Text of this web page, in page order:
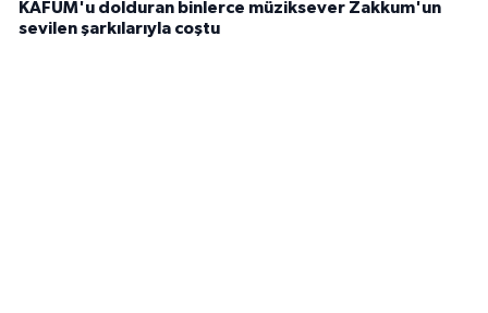
KAFUM'u dolduran binlerce müziksever Zakkum'un
sevilen şarkılarıyla coştu